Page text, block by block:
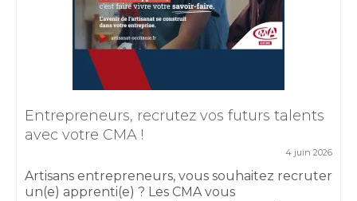
Entrepreneurs, recrutez vos futurs talents
avec votre CMA !
4 juin 2026
Artisans entrepreneurs, vous souhaitez recruter
un(e) apprenti(e) ? Les CMA vous